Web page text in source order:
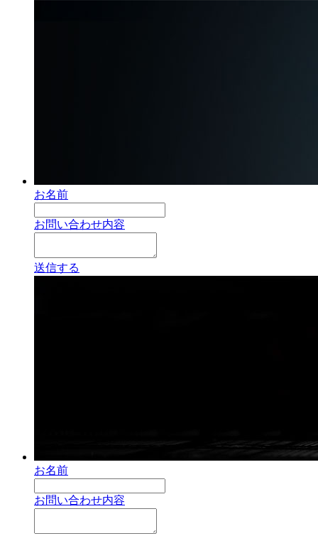
お名前
お問い合わせ内容
送信する
お名前
お問い合わせ内容